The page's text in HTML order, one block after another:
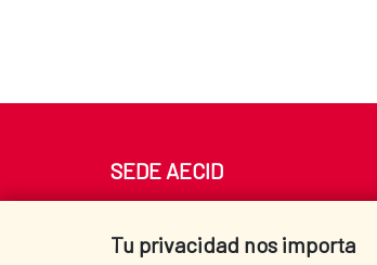
Tu privacidad nos importa
SEDE AECID
Tel. +34 900 20 30 54​​​​​​​